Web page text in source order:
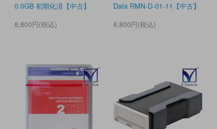
0.0GB 初期化済【中古】
8,800円(税込)
Data RMN-D-01-11【中古】
8,800円(税込)